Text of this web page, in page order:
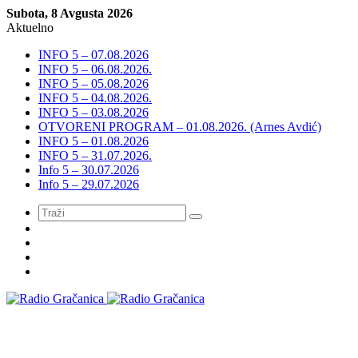
Subota, 8 Avgusta 2026
Aktuelno
INFO 5 – 07.08.2026
INFO 5 – 06.08.2026.
INFO 5 – 05.08.2026
INFO 5 – 04.08.2026.
INFO 5 – 03.08.2026
OTVORENI PROGRAM – 01.08.2026. (Arnes Avdić)
INFO 5 – 01.08.2026
INFO 5 – 31.07.2026.
Info 5 – 30.07.2026
Info 5 – 29.07.2026
Meni